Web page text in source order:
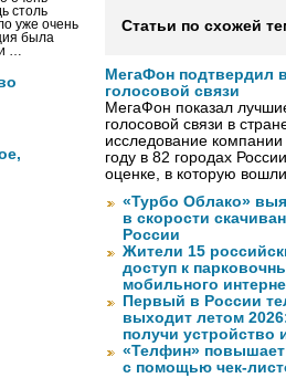
столь
уже очень
была
…
Статьи по схожей
МегаФон подтвердил
голосовой связи
МегаФон показал
голосовой связи в
исследование
году в 82 городах
оценке, в которую
«Турбо Облако»
в скорости
России
Жители 15
доступ к
мобильного
Первый в России
выходит летом
получи устройство
«Телфин» повышает
с помощью чек-